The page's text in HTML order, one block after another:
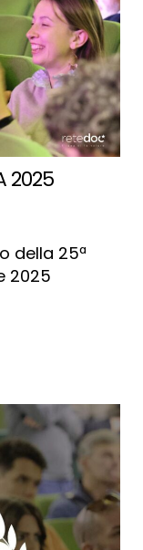
2025
della 25ª
2025